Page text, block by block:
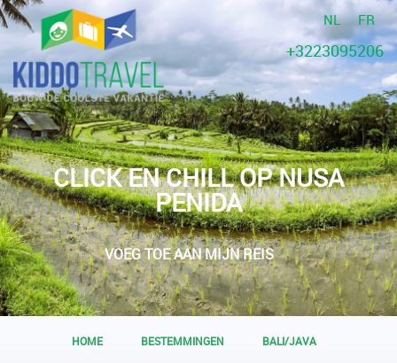
NL FR
+3223095206
CLICK EN CHILL OP NUSA
PENIDA
VOEG TOE AAN MIJN REIS
HOME BESTEMMINGEN BALI/JAVA